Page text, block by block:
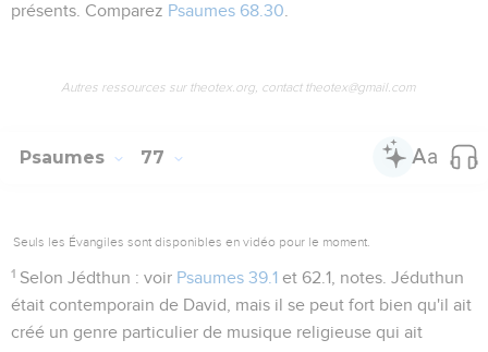
présents. Comparez Psaumes 68.30
Autres ressources sur theotex.org, contact theotex@gmail.com
Psaumes 77
Seuls les Évangiles sont disponibles en vidéo pour le moment.
1 Selon Jédthun : voir Psaumes 39.1 et 62.1 , notes. Jéduthun
était contemporain de David, mais il se peut fort bien qu'il ait
créé un genre particulier de musique religieuse qui ait